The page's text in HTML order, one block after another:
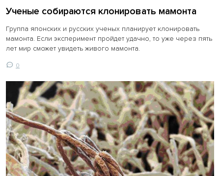
Ученые собираются клонировать мамонта
Группа японских и русских ученых планирует клонировать
мамонта. Если эксперимент пройдет удачно, то уже через пять
лет мир сможет увидеть живого мамонта.
0